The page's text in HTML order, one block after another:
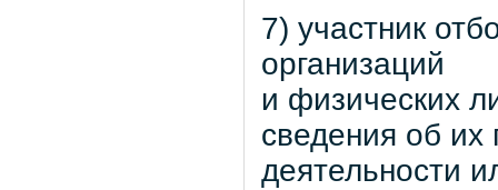
7) участник
организаций
и физических
сведения об их
деятельности